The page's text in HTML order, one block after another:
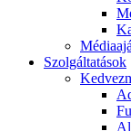
Szolgáltatások